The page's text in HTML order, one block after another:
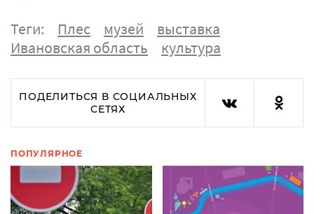
Теги: Плес музей
выставка
Ивановская область
культура
ПОДЕЛИТЬСЯ В СОЦИАЛЬНЫХ
СЕТЯХ
ПОПУЛЯРНОЕ